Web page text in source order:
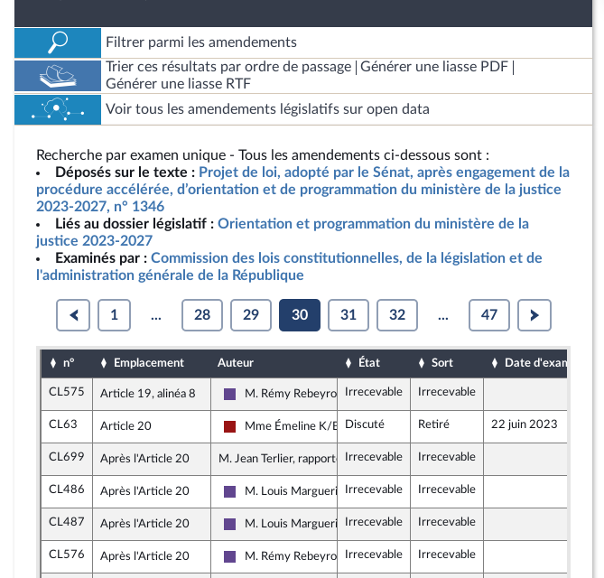
Filtrer parmi les amendements
Trier ces résultats par ordre de passage
Générer une liasse PDF
Générer une liasse RTF
Voir tous les amendements législatifs sur open data
Recherche par examen unique - Tous les amendements ci-dessous sont :
Déposés sur le texte : Projet de loi, adopté par le Sénat, après engagement de la
procédure accélérée, d’orientation et de programmation du ministère de la justice
2023-2027, n° 1346
Liés au dossier législatif : Orientation et programmation du ministère de la
justice 2023-2027
Examinés par : Commission des lois constitutionnelles, de la législation et de
l'administration générale de la République
1 ... 28 29 30 31 32 ... 47
n° Emplacement Auteur État Sort Date d'examen
CL575 Article 19, alinéa 8
Renaissance
M. Rémy RebeyrotteIrrecevable Irrecevable
CL63 Article 20
Gauche démocrate et républicaine - NUPES
Mme Émeline K/BidiDiscuté Retiré 22 juin 2023
CL699 Après l'Article 20 M. Jean Terlier, rapporteurIrrecevable Irrecevable
CL486 Après l'Article 20
Renaissance
M. Louis MargueritteIrrecevable Irrecevable
CL487 Après l'Article 20
Renaissance
M. Louis MargueritteIrrecevable Irrecevable
CL576 Après l'Article 20
Renaissance
M. Rémy RebeyrotteIrrecevable Irrecevable